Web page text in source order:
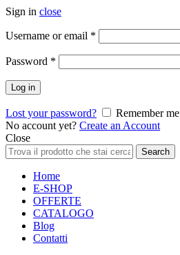
Sign in close
Username or email *
Password *
Log in
Lost your password?
Remember me
No account yet? Create an Account
Close
Search
for:
Search
Home
E-SHOP
OFFERTE
CATALOGO
Blog
Contatti